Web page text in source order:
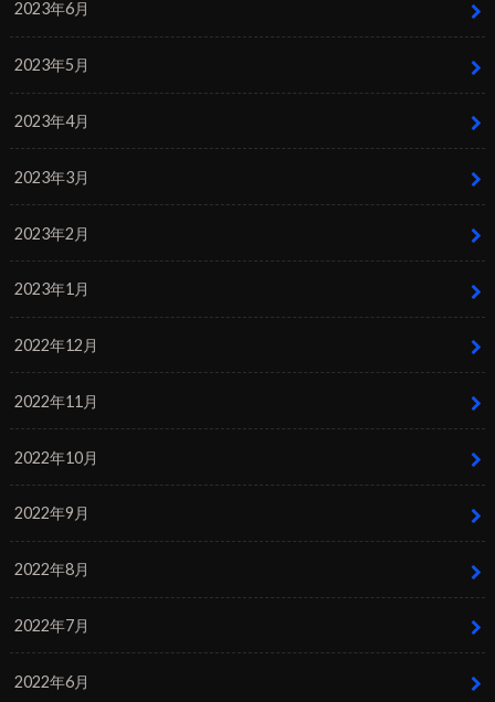
2023年6月
2023年5月
2023年4月
2023年3月
2023年2月
2023年1月
2022年12月
2022年11月
2022年10月
2022年9月
2022年8月
2022年7月
2022年6月